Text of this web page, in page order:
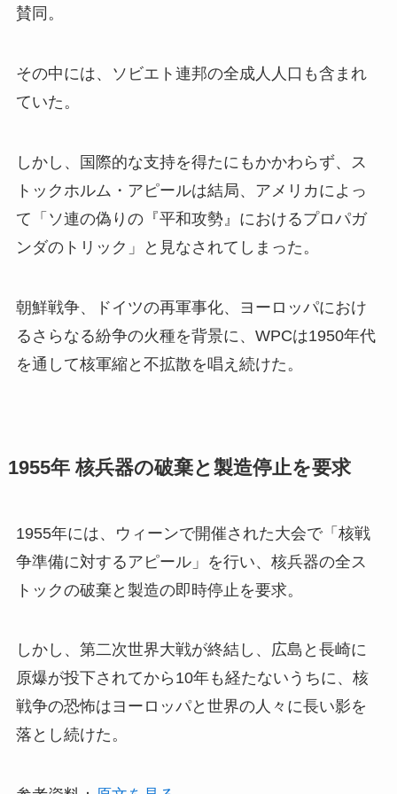
賛同。
その中には、ソビエト連邦の全成人人口も含まれ
ていた。
しかし、国際的な支持を得たにもかかわらず、ス
トックホルム・アピールは結局、アメリカによっ
て「ソ連の偽りの『平和攻勢』におけるプロパガ
ンダのトリック」と見なされてしまった。
朝鮮戦争、ドイツの再軍事化、ヨーロッパにおけ
るさらなる紛争の火種を背景に、WPCは1950年代
を通して核軍縮と不拡散を唱え続けた。
1955年 核兵器の破棄と製造停止を要求
1955年には、ウィーンで開催された大会で「核戦
争準備に対するアピール」を行い、核兵器の全ス
トックの破棄と製造の即時停止を要求。
しかし、第二次世界大戦が終結し、広島と長崎に
原爆が投下されてから10年も経たないうちに、核
戦争の恐怖はヨーロッパと世界の人々に長い影を
落とし続けた。